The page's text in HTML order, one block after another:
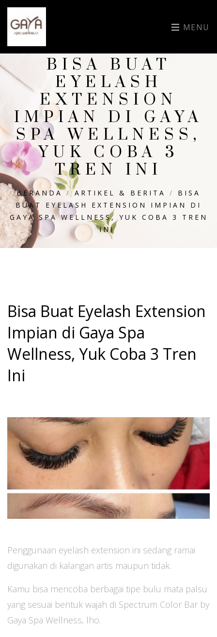
MENU
BISA BUAT
EYELASH
EXTENSION
IMPIAN DI GAYA
SPA WELLNESS,
YUK COBA 3
TREN INI
BERANDA /ARTIKEL & BERITA / BISA
BUAT EYELASH EXTENSION IMPIAN DI
GAYA SPA WELLNESS, YUK COBA 3 TREN
INI
Bisa Buat Eyelash Extension
Impian di Gaya Spa
Wellness, Yuk Coba 3 Tren
Ini
Penggunaan eyelash extension ini sedang ramai
digunakan di kalangan artis maupun tidak.
Kamu bisa mencoba berbagai tipe bulu mata palsu
yang sesuai bentuk wajah di Spectrum Color Bar by
Gaya Spa Wellness, lho.